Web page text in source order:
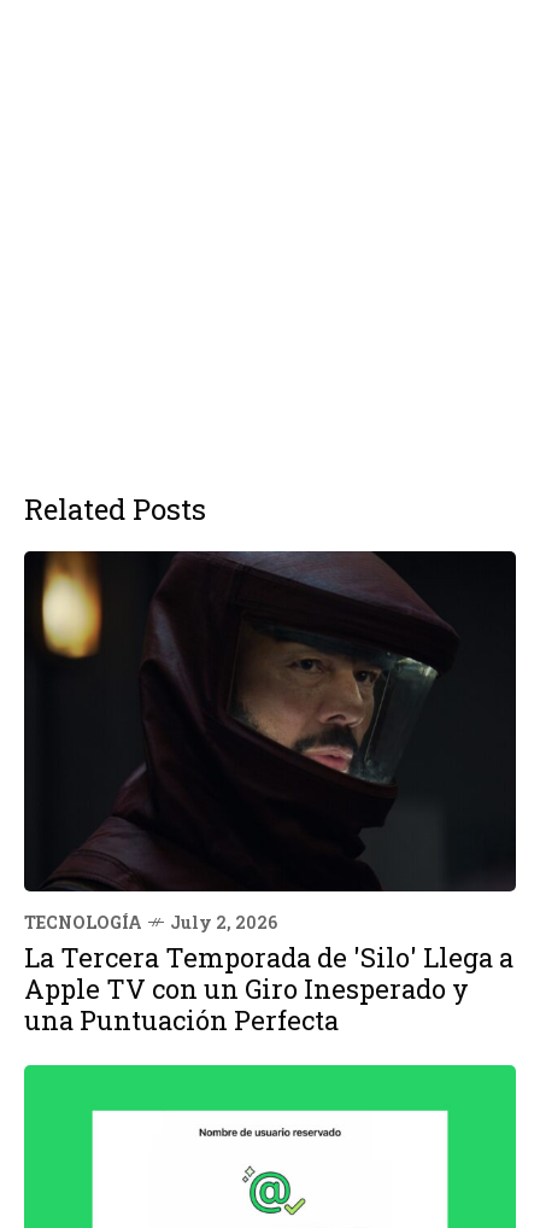
Related Posts
TECNOLOGÍA July 2, 2026
La Tercera Temporada de 'Silo' Llega a
Apple TV con un Giro Inesperado y
una Puntuación Perfecta